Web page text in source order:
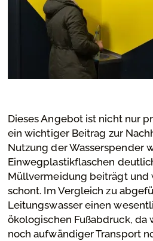
Dieses Angebot ist nicht nur
ein wichtiger Beitrag zur
Nutzung der Wasserspender
Einwegplastikflaschen
Müllvermeidung beiträgt und
schont. Im Vergleich zu
Leitungswasser einen
ökologischen Fußabdruck, da
noch aufwändiger Transport